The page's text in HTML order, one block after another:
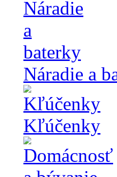
Náradie a
Kľúčenky